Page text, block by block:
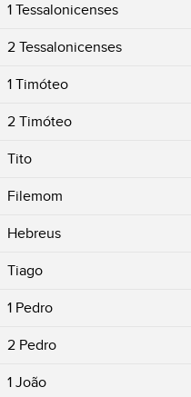
1 Tessalonicenses
2 Tessalonicenses
1 Timóteo
2 Timóteo
Tito
Filemom
Hebreus
Tiago
1 Pedro
2 Pedro
1 João